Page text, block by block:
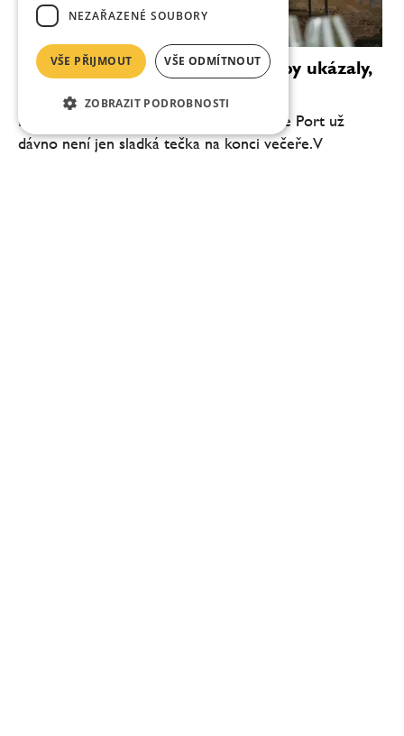
Portské znovu na scéně. Antverpy ukázaly,
Nejprestižnější portské víno, tedy Vintage Port už
dávno není jen sladká tečka na konci večeře. V
NEZAŘAZENÉ SOUBORY
VŠE PŘIJMOUT VŠE ODMÍTNOUT
ZOBRAZIT PODROBNOSTI